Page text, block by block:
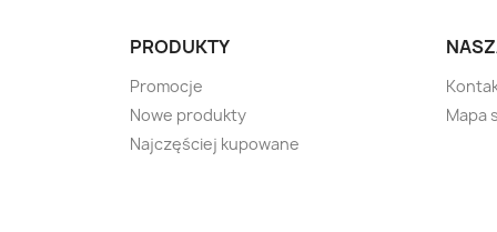
PRODUKTY
Promocje
Nowe produkty
Najczęściej kupowane
Mapa